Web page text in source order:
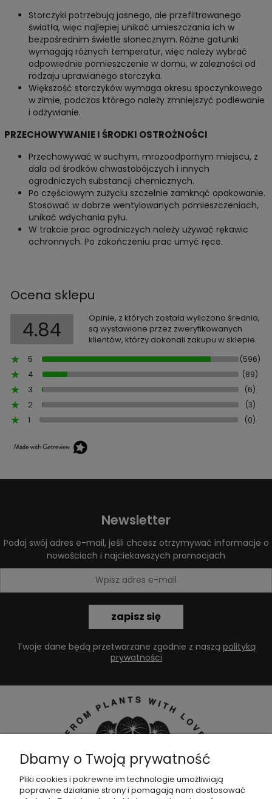
Storczyki potrzebują jasnego, ale przefiltrowanego
światła, więc najlepiej unikać umieszczania ich w
bezpośrednim świetle słonecznym. Różne gatunki
wymagają różnych temperatur, więc należy wybrać
odpowiednie pomieszczenie w domu, w zależności od
rodzaju uprawianego storczyka.
Większość storczyków wymaga okresu spoczynkowego
w zimie, podczas którego należy zmniejszyć podlewanie
i odżywianie.
PRZECHOWYWANIE I ŚRODKI OSTROŻNOŚCI
Przechowywać w suchym, mrozoodpornym miejscu, z
dala od środków chwastobójczych i innych
ogrodniczych substancji chemicznych.
Po częściowym zużyciu szczelnie zamknąć opakowanie.
Stosować w dobrze wentylowanych pomieszczeniach,
unikać wdychania pyłu.
W trakcie prac ogrodniczych należy używać rękawic
ochronnych. Po zakończeniu prac umyć ręce.
Ocena sklepu
4.84
Opinie, z których została wyliczona średnia,
są wystawione przez zweryfikowanych
klientów, którzy dokonali zakupu w sklepie.
5
(596)
4 (89)
3 (6)
2 (3)
1 (0)
Newsletter
Podaj swój adres e-mail, jeśli chcesz otrzymywać informacje o
nowościach i najciekawszych promocjach
zapisz się
Twoje dane będą przetwarzane zgodnie z naszą polityką
prywatności
Dołącz do naszejgrupy facebookowej !
Dbamy o Twoją prywatność
Pliki cookies i pokrewne im technologie umożliwiają
poprawne działanie strony i pomagają nam dostosować